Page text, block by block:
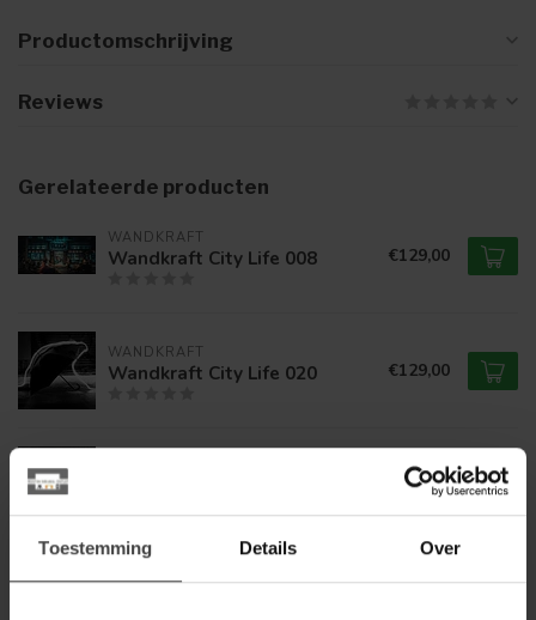
Toestemming Details Over
Productomschrijving
Reviews
Gerelateerde producten
WANDKRAFT
Wandkraft City Life 008 €129,00
WANDKRAFT
Wandkraft City Life 020 €129,00
€129,00
WANDKRAFT